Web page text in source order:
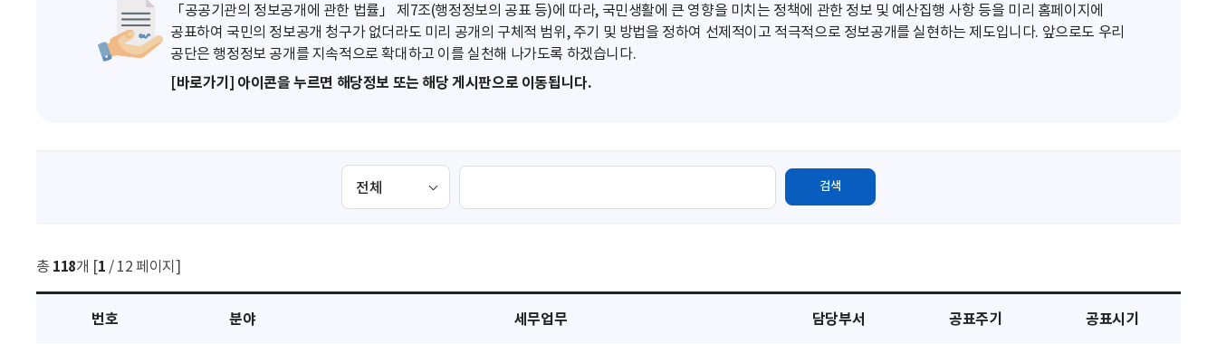
「공공기관의 정보공개에 관한 법률」 제7조(행정정보의 공표 등)에 따라, 국민생활에 큰 영향을 미치는 정책에 관한 정보 및 예산집행 사항 등을 미리 홈페이지에
공표하여 국민의 정보공개 청구가 없더라도 미리 공개의 구체적 범위, 주기 및 방법을 정하여 선제적이고 적극적으로 정보공개를 실현하는 제도입니다. 앞으로도 우리
공단은 행정정보 공개를 지속적으로 확대하고 이를 실천해 나가도록 하겠습니다.
[바로가기] 아이콘을 누르면 해당정보 또는 해당 게시판으로 이동됩니다.
검
검색
총 118개 [1 / 12 페이지]
번호 분야 세무업무 담당부서 공표주기 공표시기